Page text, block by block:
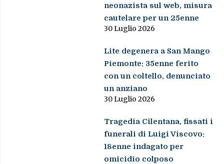
neonazista sul web, misura
cautelare per un 25enne
30 Luglio 2026
Lite degenera a San Mango
Piemonte: 35enne ferito
con un coltello, denunciato
un anziano
30 Luglio 2026
Tragedia Cilentana, fissati i
funerali di Luigi Viscovo:
18enne indagato per
omicidio colposo